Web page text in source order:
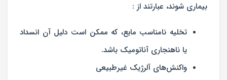
بیماری شوند، عبارتند از :
تخلیه نامناسب مایع، که ممکن است دلیل آن انسداد
یا ناهنجاری آناتومیک باشد.
واکنش‌های آلرژيک غیرطبیعی